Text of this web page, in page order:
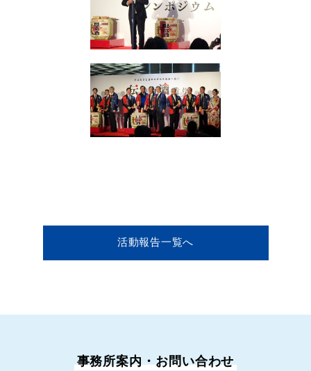
活動報告一覧へ
事務所案内・お問い合わせ